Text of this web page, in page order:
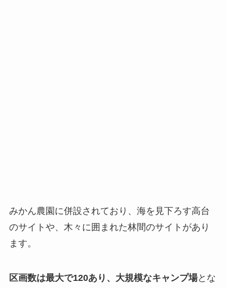
みかん農園に併設されており、海を見下ろす高台
のサイトや、木々に囲まれた林間のサイトがあり
ます。
区画数は最大で120あり、大規模なキャンプ場とな